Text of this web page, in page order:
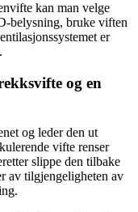
kan man velge
belysning, bruke viften
er
og en
og leder den ut
vifte renser
slippe den tilbake
av tilgjengeligheten av